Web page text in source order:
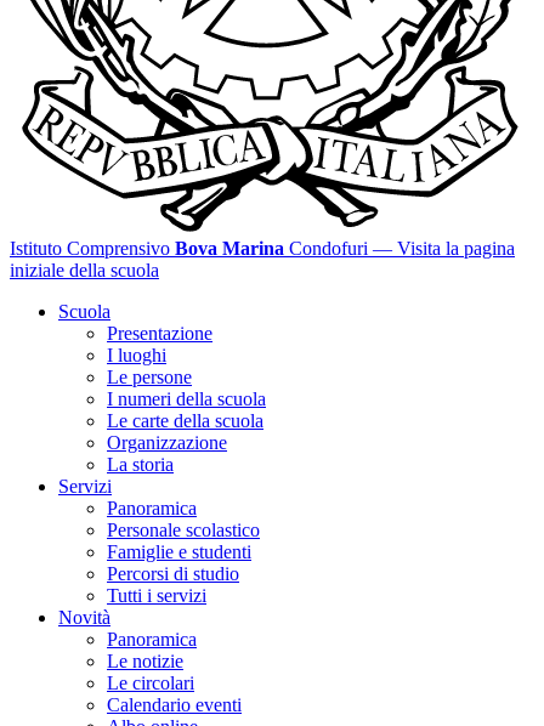
Istituto Comprensivo Bova Marina Condofuri — Visita la pagina
iniziale della scuola
Scuola
Presentazione
I luoghi
Le persone
I numeri della scuola
Le carte della scuola
Organizzazione
La storia
Servizi
Panoramica
Personale scolastico
Famiglie e studenti
Percorsi di studio
Tutti i servizi
Novità
Panoramica
Le notizie
Le circolari
Calendario eventi